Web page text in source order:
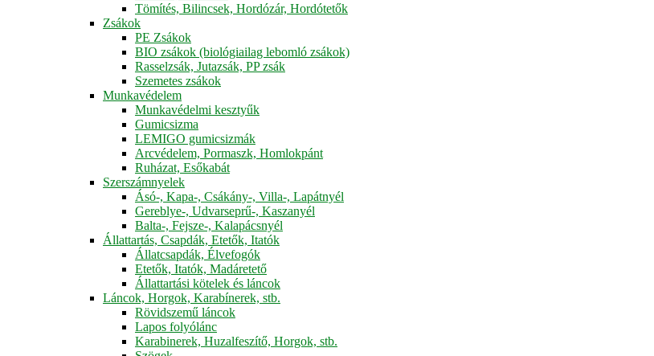
Tömítés, Bilincsek, Hordózár, Hordótetők
Zsákok
PE Zsákok
BIO zsákok (biológiailag lebomló zsákok)
Rasselzsák, Jutazsák, PP zsák
Szemetes zsákok
Munkavédelem
Munkavédelmi kesztyűk
Gumicsizma
LEMIGO gumicsizmák
Arcvédelem, Pormaszk, Homlokpánt
Ruházat, Esőkabát
Szerszámnyelek
Ásó-, Kapa-, Csákány-, Villa-, Lapátnyél
Gereblye-, Udvarseprű-, Kaszanyél
Balta-, Fejsze-, Kalapácsnyél
Állattartás, Csapdák, Etetők, Itatók
Állatcsapdák, Élvefogók
Etetők, Itatók, Madáretető
Állattartási kötelek és láncok
Láncok, Horgok, Karabínerek, stb.
Rövidszemű láncok
Lapos folyólánc
Karabinerek, Huzalfeszítő, Horgok, stb.